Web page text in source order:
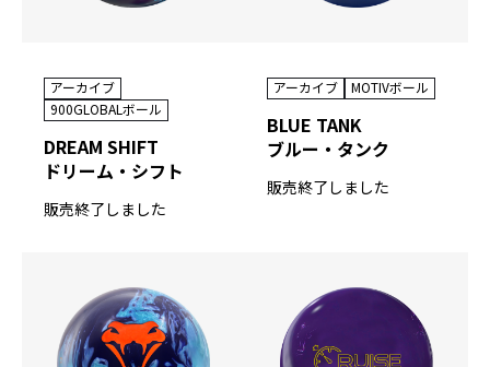
アーカイブ
900GLOBALボール
DREAM SHIFT
ドリーム・シフト
販売終了しました
アーカイブ MOTIVボール
BLUE TANK
ブルー・タンク
販売終了しました